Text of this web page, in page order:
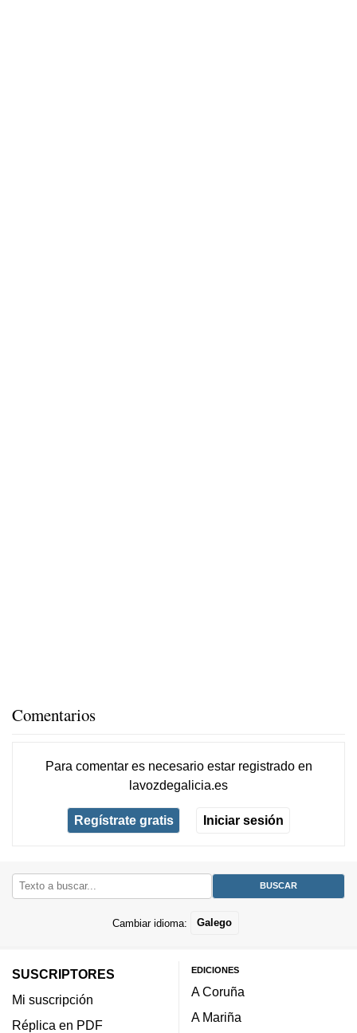
Comentarios
Para comentar es necesario estar registradoen
lavozdegalicia.es
Regístrate gratis Iniciar sesión
Cambiar idioma: Galego
SUSCRIPTORES
Mi suscripción
Réplica en PDF
EDICIONES
A Coruña
A Mariña